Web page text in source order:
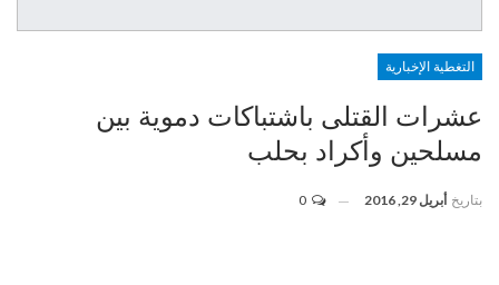
التغطية الإخبارية
عشرات القتلى باشتباكات دموية بين
مسلحين وأكراد بحلب
بتاريخ أبريل 29, 2016